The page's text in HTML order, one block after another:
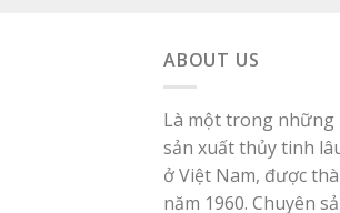
ABOUT US
Là một trong những
sản xuất thủy tinh
ở Việt Nam, được
năm 1960. Chuyên